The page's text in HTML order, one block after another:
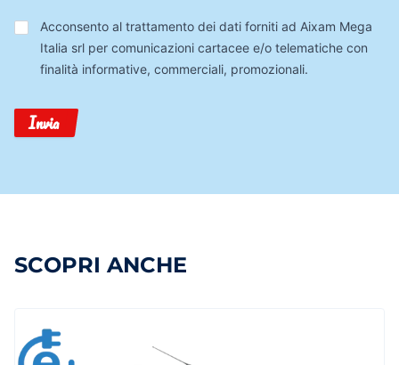
Trattamento
Dati
Acconsento al trattamento dei dati forniti ad Aixam Mega
Italia srl per comunicazioni cartacee e/o telematiche con
finalità informative, commerciali, promozionali.
Invia
SCOPRI ANCHE